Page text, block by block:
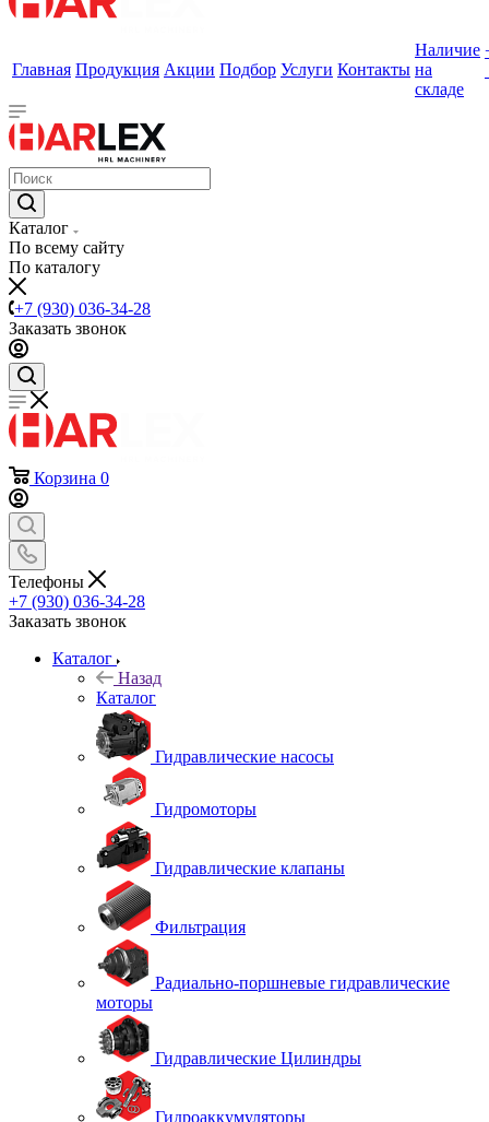
Главная Продукция Акции Подбор Услуги Контакты
Наличие
на
складе
Каталог
По всему сайту
По каталогу
+7 (930) 036-34-28
Заказать звонок
Корзина 0
Телефоны
+7 (930) 036-34-28
Заказать звонок
Каталог
Назад
Каталог
Гидравлические насосы
Гидромоторы
Гидравлические клапаны
Фильтрация
Радиально-поршневые гидравлические
моторы
Гидравлические Цилиндры
Гидроаккумуляторы